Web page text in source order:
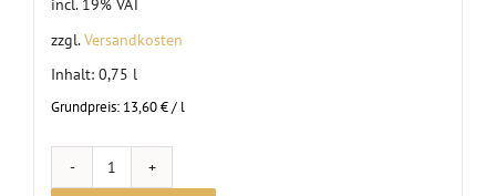
incl. 19% VAT
zzgl.Versandkosten
Inhalt: 0,75 l
Grundpreis: 13,60€/ l
Silvaner